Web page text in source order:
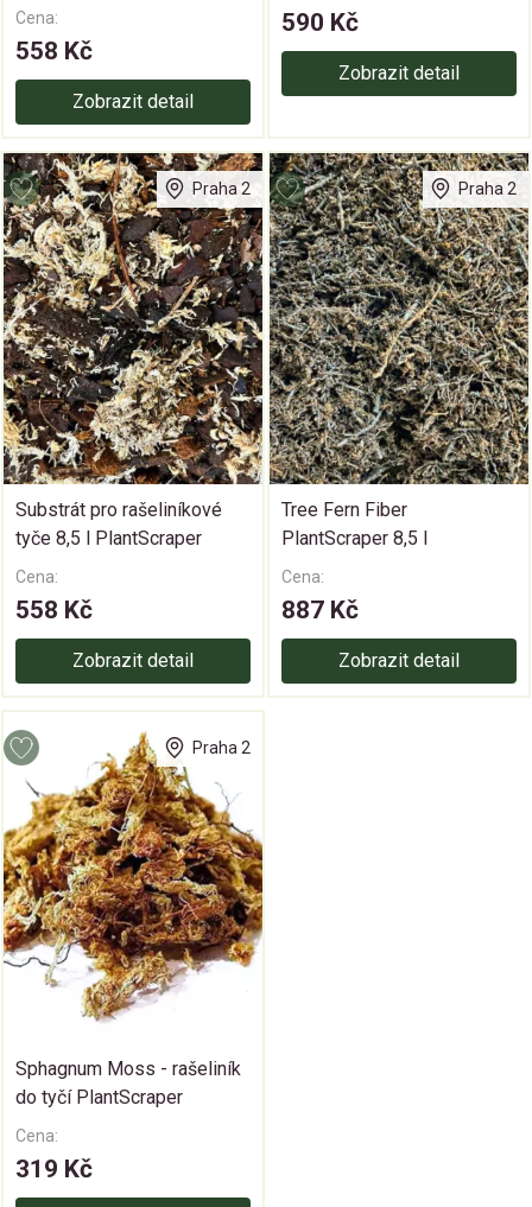
Cena:
558 Kč
Zobrazit detail
590 Kč
Zobrazit detail
Praha 2
Substrát pro rašeliníkové
tyče 8,5 l PlantScraper
Cena:
558 Kč
Zobrazit detail
Praha 2
Tree Fern Fiber
PlantScraper 8,5 l
Cena:
887 Kč
Zobrazit detail
Praha 2
Sphagnum Moss - rašeliník
do tyčí PlantScraper
Cena:
319 Kč